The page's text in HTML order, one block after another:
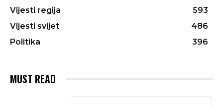
Vijesti regija
593
Vijesti svijet
486
Politika
396
MUST READ